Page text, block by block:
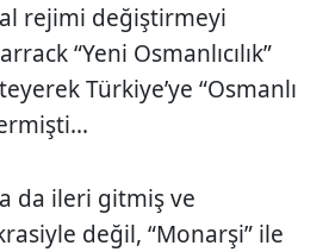
rejimi değiştirmeyi
“Yeni Osmanlıcılık”
Türkiye’ye “Osmanlı
da ileri gitmiş ve
değil, “Monarşi” ile